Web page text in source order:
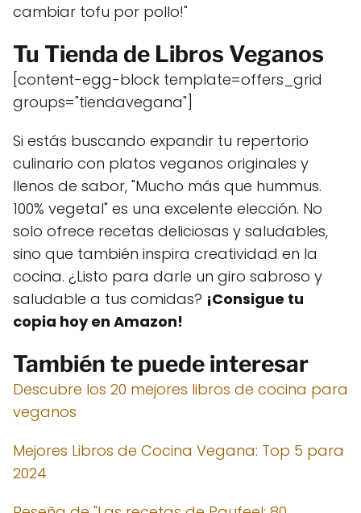
cambiar tofu por pollo!"
Tu Tienda de Libros Veganos
[content-egg-block template=offers_grid
groups="tiendavegana"]
Si estás buscando expandir tu repertorio
culinario con platos veganos originales y
llenos de sabor, "Mucho más que hummus.
100% vegetal" es una excelente elección. No
solo ofrece recetas deliciosas y saludables,
sino que también inspira creatividad en la
cocina. ¿Listo para darle un giro sabroso y
saludable a tus comidas? ¡Consigue tu
copia hoy en Amazon!
También te puede interesar
Descubre los 20 mejores libros de cocina para
veganos
Mejores Libros de Cocina Vegana: Top 5 para
2024